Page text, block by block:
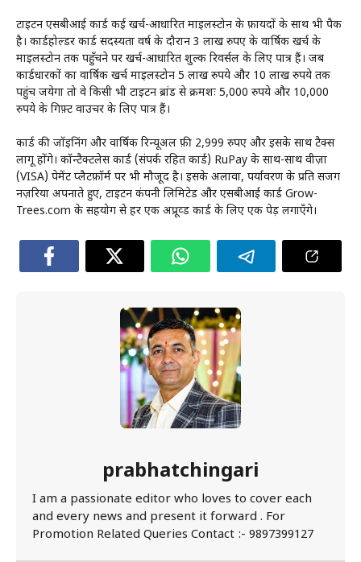
टाइटन एसबीआई कार्ड कई खर्च-आधारित माइलस्टोन के फ़ायदों के साथ भी पैक
है। कार्डहोल्डर कार्ड सदस्यता वर्ष के दौरान 3 लाख रुपए के वार्षिक खर्च के
माइलस्टोन तक पहुँचने पर खर्च-आधारित शुल्क रिवर्सल के लिए पात्र हैं। जब
कार्डधारकों का वार्षिक खर्च माइलस्टोन 5 लाख रुपये और 10 लाख रुपये तक
पहुंच जयेगा तो वे किसी भी टाइटन ब्रांड से क्रमशः 5,000 रुपये और 10,000
रुपये के गिफ़्ट वाउचर के लिए पात्र हैं।
कार्ड की जॉइनिंग और वार्षिक रिन्यूअल फ़ी 2,999 रुपए और इसके साथ टैक्स
लागू होंगे। कॉन्टैक्टलेस कार्ड (संपर्क रहित कार्ड) RuPay के साथ-साथ वीज़ा
(VISA) पेमेंट प्लैटफ़ॉर्म पर भी मौजूद है। इसके अलावा, पर्यावरण के प्रति सजग
नज़रिया अपनाते हुए, टाइटन कंपनी लिमिटेड और एसबीआई कार्ड Grow-
Trees.com के सहयोग से हर एक अप्रूव्ड कार्ड के लिए एक पेड़ लगाएँगे।
prabhatchingari
I am a passionate editor who loves to cover each
and every news and present it forward . For
Promotion Related Queries Contact :- 9897399127